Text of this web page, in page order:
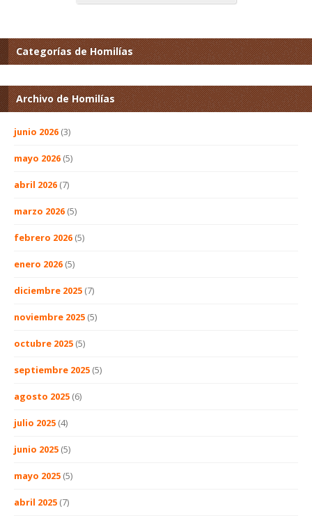
Categorías de Homilías
Archivo de Homilías
junio 2026 (3)
mayo 2026 (5)
abril 2026 (7)
marzo 2026 (5)
febrero 2026 (5)
enero 2026 (5)
diciembre 2025 (7)
noviembre 2025 (5)
octubre 2025 (5)
septiembre 2025 (5)
agosto 2025 (6)
julio 2025 (4)
junio 2025 (5)
mayo 2025 (5)
abril 2025 (7)